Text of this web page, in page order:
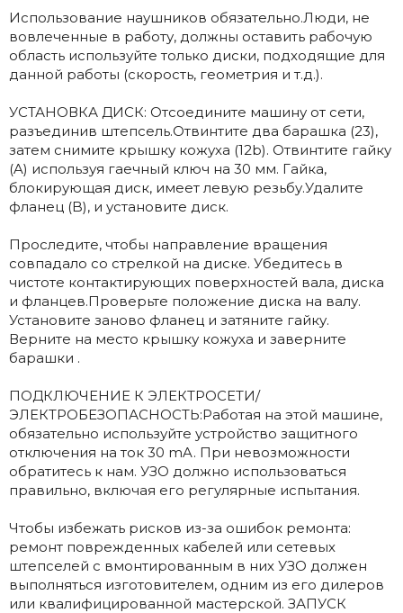
Использование наушников обязательно.Люди, не
вовлеченные в работу, должны оставить рабочую
область используйте только диски, подходящие для
данной работы (скорость, геометрия и т.д.).
УСТАНОВКА ДИСК: Отсоедините машину от сети,
разъединив штепсель.Отвинтите два барашка (23),
затем снимите крышку кожуха (12b). Отвинтите гайку
(A) используя гаечный ключ на 30 мм. Гайка,
блокирующая диск, имеет левую резьбу.Удалите
фланец (B), и установите диск.
Проследите, чтобы направление вращения
совпадало со стрелкой на диске. Убедитесь в
чистоте контактирующих поверхностей вала, диска
и фланцев.Проверьте положение диска на валу.
Установите заново фланец и затяните гайку.
Верните на место крышку кожуха и заверните
барашки .
ПОДКЛЮЧЕНИЕ К ЭЛЕКТРОСЕТИ/
ЭЛЕКТРОБЕЗОПАСНОСТЬ:Работая на этой машине,
обязательно используйте устройство защитного
отключения на ток 30 mA. При невозможности
обратитесь к нам. УЗО должно использоваться
правильно, включая его регулярные испытания.
Чтобы избежать рисков из-за ошибок ремонта:
ремонт поврежденных кабелей или сетевых
штепселей с вмонтированным в них УЗО должен
выполняться изготовителем, одним из его дилеров
или квалифицированной мастерской. ЗАПУСК